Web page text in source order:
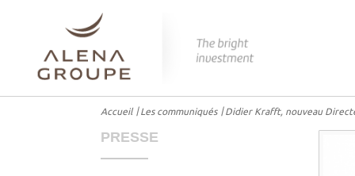
Accueil Les communiqués Didier Krafft, nouveau
PRESSE